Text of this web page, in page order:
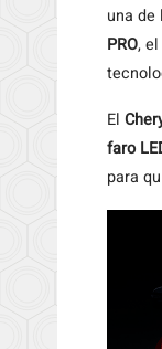
una
PRO,
El
faro
para